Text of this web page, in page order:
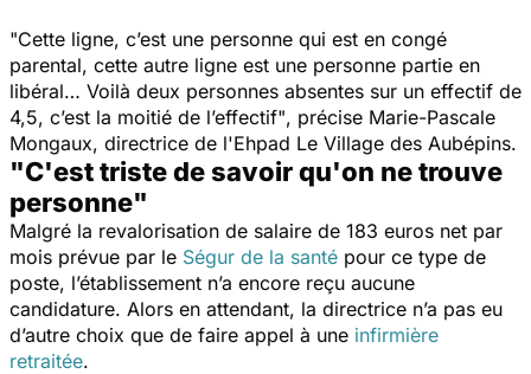
"Cette ligne, c’est une personne qui est en congé
parental, cette autre ligne est une personne partie en
libéral… Voilà deux personnes absentes sur un effectif de
4,5, c’est la moitié de l’effectif", précise Marie-Pascale
Mongaux, directrice de l'Ehpad Le Village des Aubépins.
"C'est triste de savoir qu'on ne trouve
personne"
Malgré la revalorisation de salaire de 183 euros net par
mois prévue par le Ségur de la santé pour ce type de
poste, l’établissement n’a encore reçu aucune
candidature. Alors en attendant, la directrice n’a pas eu
d’autre choix que de faire appel à une infirmière
retraitée.